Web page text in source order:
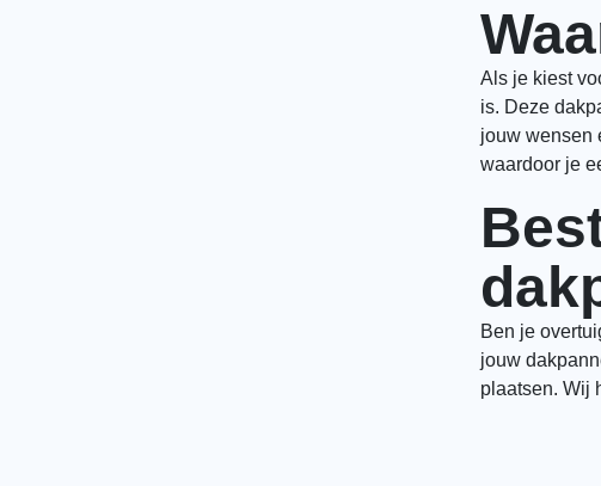
Als je kiest
is. Deze
jouw wensen
waardoor je
Ben je
jouw
plaatsen. Wij